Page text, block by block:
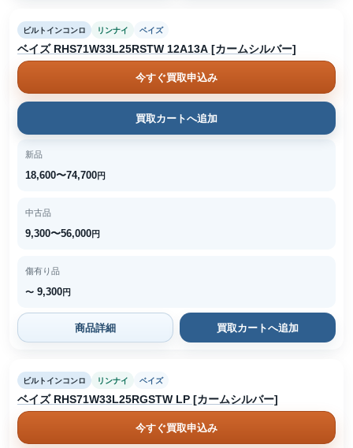
ビルトインコンロ リンナイ ベイズ
ベイズ RHS71W33L25RSTW 12A13A [カームシルバー]
今すぐ買取申込み
買取カートへ追加
新品
18,600〜74,700円
中古品
9,300〜56,000円
傷有り品
〜 9,300円
商品詳細 買取カートへ追加
ビルトインコンロ リンナイ ベイズ
ベイズ RHS71W33L25RGSTW LP [カームシルバー]
今すぐ買取申込み